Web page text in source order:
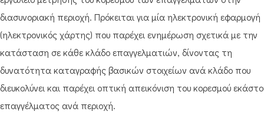
διασυνοριακή περιοχή. Πρόκειται για μία ηλεκτρονική εφαρμογή
(ηλεκτρονικός χάρτης) που παρέχει ενημέρωση σχετικά με την
κατάσταση σε κάθε κλάδο επαγγελματιών, δίνοντας τη
δυνατότητα καταγραφής βασικών στοιχείων ανά κλάδο που
διευκολύνει και παρέχει οπτική απεικόνιση του κορεσμού
επαγγέλματος ανά περιοχή.